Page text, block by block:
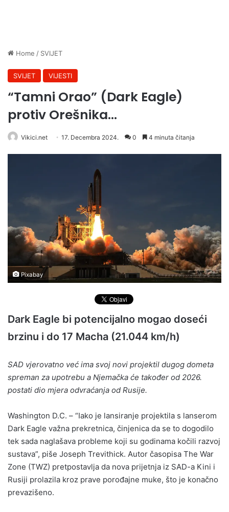
Home / SVIJET
SVIJET VIJESTI
“Tamni Orao” (Dark Eagle)
protiv Orešnika…
Vikici.net 17. Decembra 2024. 0 4 minuta čitanja
Pixabay
Dark Eagle bi potencijalno mogao doseći
brzinu i do 17 Macha (21.044 km/h)
SAD vjerovatno već ima svoj novi projektil dugog dometa
spreman za upotrebu a Njemačka će također od 2026.
postati dio mjera odvraćanja od Rusije.
Washington D.C. – “Iako je lansiranje projektila s lanserom
Dark Eagle važna prekretnica, činjenica da se to dogodilo
tek sada naglašava probleme koji su godinama kočili razvoj
sustava”, piše Joseph Trevithick. Autor časopisa The War
Zone (TWZ) pretpostavlja da nova prijetnja iz SAD-a Kini i
Rusiji prolazila kroz prave porođajne muke, što je konačno
prevazišeno.